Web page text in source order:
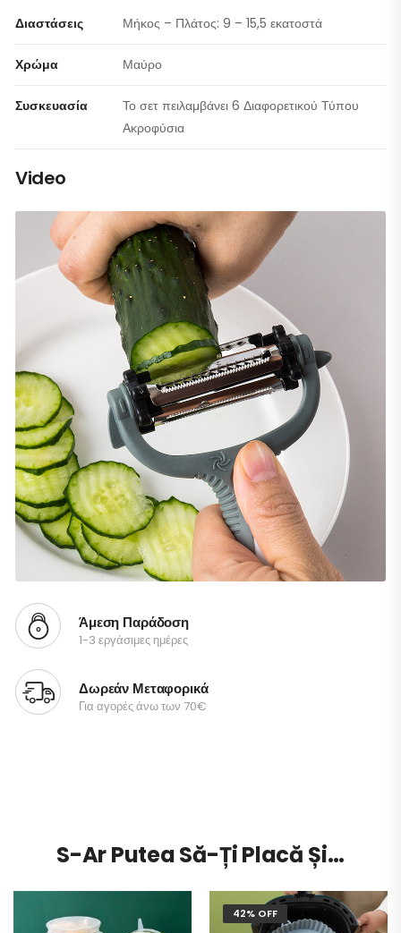
Διαστάσεις Μήκος – Πλάτος: 9 – 15,5 εκατοστά
Χρώμα Μαύρο
Συσκευασία
Το σετ πειλαμβάνει 6 Διαφορετικού Τύπου
Ακροφύσια
Video
Άμεση Παράδοση
1-3 εργάσιμες ημέρες
Δωρεάν Μεταφορικά
Για αγορές άνω των 70€
S-Ar Putea Să-Ți Placă Și…
42% OFF